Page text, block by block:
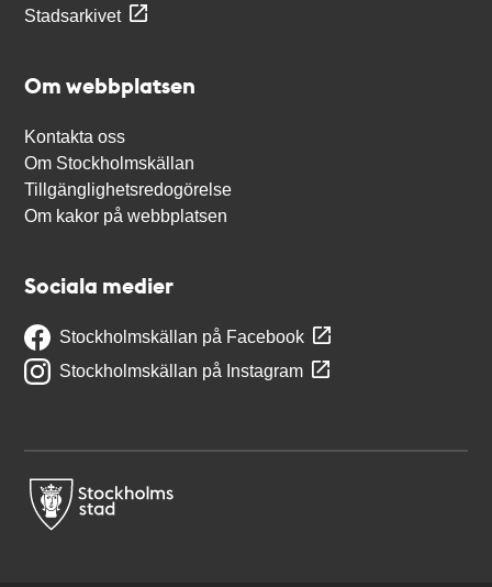
Stadsarkivet
Om webbplatsen
Kontakta oss
Om Stockholmskällan
Tillgänglighetsredogörelse
Om kakor på webbplatsen
Sociala medier
Stockholmskällan på Facebook
Stockholmskällan på Instagram